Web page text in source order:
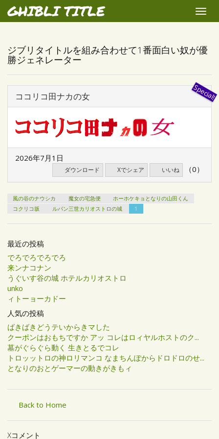
GHIBLI TITLE
Toggle
ジブリタイトルを組み合わせて1番面白い奴が優
勝ジェネレーター
ココリコ田ナカの女
2026年7月1日
ダウンロード Xでシェア いいね （0）
風の谷のナウシカ 魔女の宅急便
ホーホケキョとなりの山田くん
コクリコ坂
ルパン三世カリオストロの城 1
最近の投稿
でろでろでろでろ
来ンナコナン
うぐいす谷の城 ホテルカリオストロ
unko
ィトーョーカドー
人気の投稿
ばきばきどうテいからきマした
クーポンはおもちですか アッ コレはロィヤルホストのク...
墓がぐらぐら動く 生きとるでコレ
トロッットロの神ロリマンコ なまちんぽからドロドロのせ...
となりのおとゲーマーの動きがきもィ
Back to Home
Xコメント